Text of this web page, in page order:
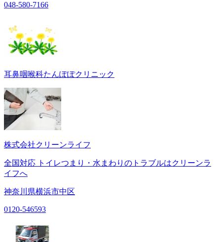
048-580-7166
耳鼻咽喉科たんぽぽクリニック
株式会社クリーンライフ
全国対応 トイレつまり・水まわりのトラブルはクリーンラ
イフへ
神奈川県横浜市中区
0120-546593